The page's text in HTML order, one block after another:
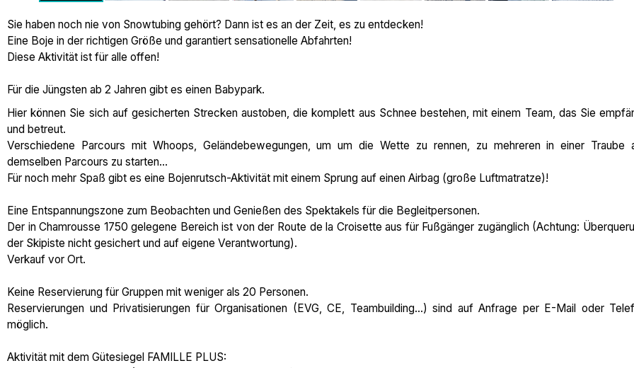
Sie haben noch nie von Snowtubing gehört? Dann ist es an der Zeit, es zu entdecken!
Eine Boje in der richtigen Größe und garantiert sensationelle Abfahrten!
Diese Aktivität ist für alle offen!
Für die Jüngsten ab 2 Jahren gibt es einen Babypark.
Hier können Sie sich auf gesicherten Strecken austoben, die komplett aus Schnee bestehen, mit einem Team, das Sie
und betreut.
Verschiedene Parcours mit Whoops, Geländebewegungen, um um die Wette zu rennen, zu mehreren in einer Traube
demselben Parcours zu starten...
Für noch mehr Spaß gibt es eine Bojenrutsch-Aktivität mit einem Sprung auf einen Airbag (große Luftmatratze)!
Eine Entspannungszone zum Beobachten und Genießen des Spektakels für die Begleitpersonen.
Der in Chamrousse 1750 gelegene Bereich ist von der Route de la Croisette aus für Fußgänger zugänglich (Achtung:
der Skipiste nicht gesichert und auf eigene Verantwortung).
Verkauf vor Ort.
Keine Reservierung für Gruppen mit weniger als 20 Personen.
Reservierungen und Privatisierungen für Organisationen (EVG, CE, Teambuilding...) sind auf Anfrage per E-Mail oder
möglich.
Aktivität mit dem Gütesiegel FAMILLE PLUS: